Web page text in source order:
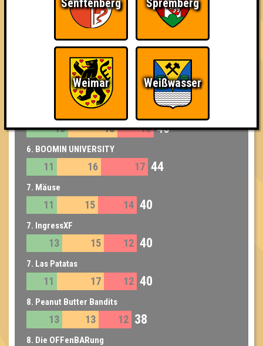
14 20 17 51
14 20 17 51
4. Quizziphos quält querulantische Querdenker
16 18 49
5. Pellkartoffeln
15 18 13 46
6. BOOMIN UNIVERSITY
11 16 17 44
7. Mäuse
11 15 14 40
7. IngressXF
13 15 12 40
7. Las Patatas
11 17 12 40
8. Peanut Butter Bandits
13 13 12 38
8. Die OFFenBARung
Senftenberg Spremberg
Weimar Weißwasser